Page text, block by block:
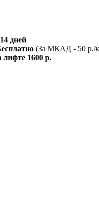
дней
(За МКАД - 50 р./
лифте 1600 р.